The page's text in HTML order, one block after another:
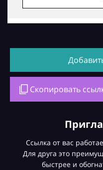
Скопировать
Ссылка от вас
Для друга это
быстрее и